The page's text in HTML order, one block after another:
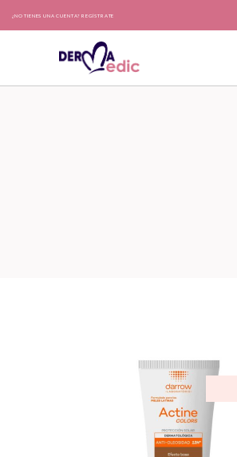
¿NO TIENES UNA CUENTA? REGÍSTRATE
No products in the cart.